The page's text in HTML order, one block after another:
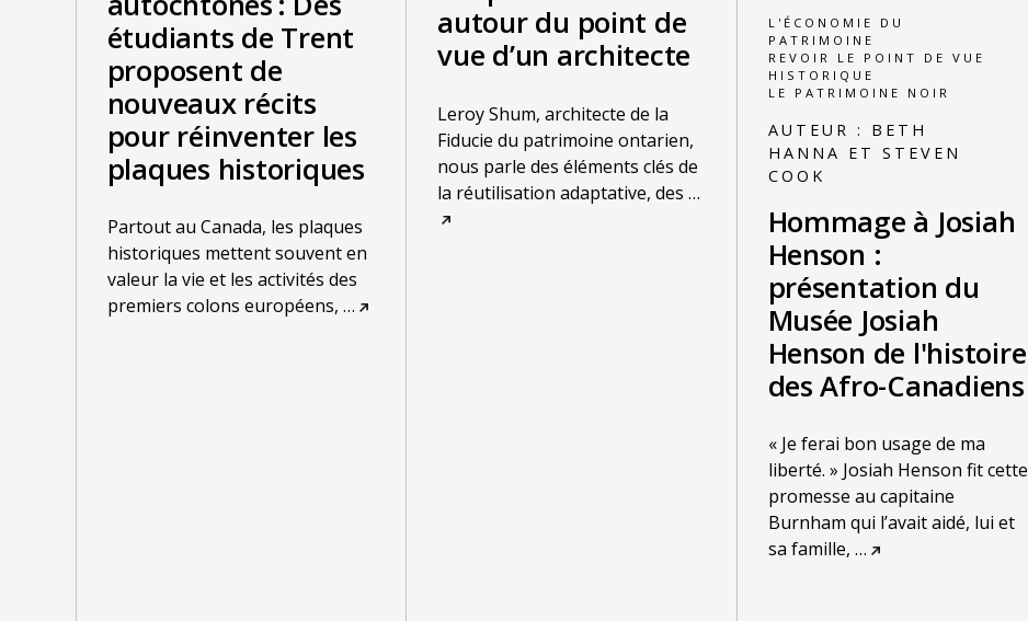
étudiants de Trent
proposent de
nouveaux récits
pour réinventer les
plaques historiques
Partout au Canada, les plaques
historiques mettent souvent en
valeur la vie et les activités des
premiers colons européens, …
autour du point de
vue d’un architecte
Leroy Shum, architecte de la
Fiducie du patrimoine ontarien,
nous parle des éléments clés de
la réutilisation adaptative, des …
L'ÉCONOMIE DU
PATRIMOINE
REVOIR LE POINT DE VUE
HISTORIQUE
LE PATRIMOINE NOIR
AUTEUR : BETH
HANNA ET STEVEN
COOK
Hommage à Josiah
Henson :
présentation du
Musée Josiah
Henson de l'histoire
des Afro-Canadiens
« Je ferai bon usage de ma
liberté. » Josiah Henson fit cette
promesse au capitaine
Burnham qui l’avait aidé, lui et
sa famille, …